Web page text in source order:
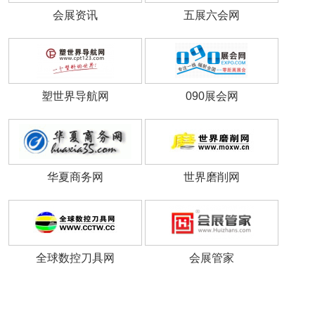
会展资讯 五展六会网
塑世界导航网 090展会网
华夏商务网 世界磨削网
全球数控刀具网 会展管家